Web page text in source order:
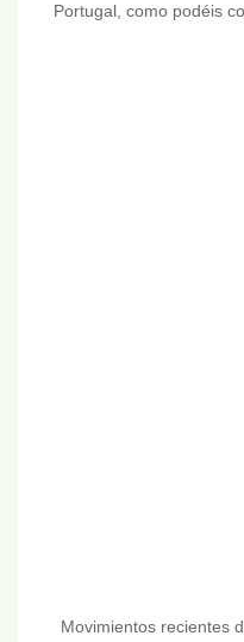
Portugal, como podéis
Movimientos recientes